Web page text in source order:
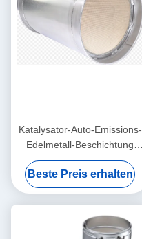
Katalysator-Auto-Emissions-
Edelmetall-Beschichtung
Pint-PD-relativer
Feuchtigkeit GPF unter
Boden
Beste Preis erhalten